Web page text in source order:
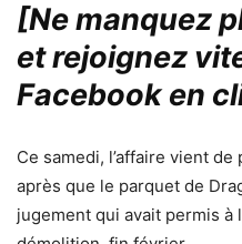
[Ne manquez
et rejoignez
Facebook en
Ce samedi, l’affaire vient
après que le parquet de
jugement qui avait permis à